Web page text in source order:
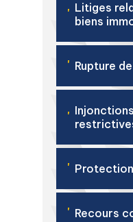
' Litiges
biens
' Rupture
'
'
' Recours